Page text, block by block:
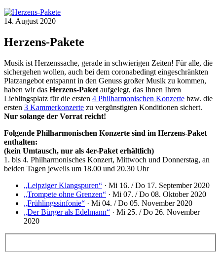
14. August 2020
Herzens-Pakete
Musik ist Herzenssache, gerade in schwierigen Zeiten! Für alle, die
sichergehen wollen, auch bei dem coronabedingt eingeschränkten
Platzangebot entspannt in den Genuss großer Musik zu kommen,
haben wir das Herzens-Paket aufgelegt, das Ihnen Ihren
Lieblingsplatz für die ersten 4 Philharmonischen Konzerte bzw. die
ersten 3 Kammerkonzerte zu vergünstigten Konditionen sichert.
Nur solange der Vorrat reicht!
Folgende Philharmonischen Konzerte sind im Herzens-Paket
enthalten:
(kein Umtausch, nur als 4er-Paket erhältlich)
1. bis 4. Philharmonisches Konzert, Mittwoch und Donnerstag, an
beiden Tagen jeweils um 18.00 und 20.30 Uhr
„Leipziger Klangspuren“ · Mi 16. / Do 17. September 2020
„Trompete ohne Grenzen“ · Mi 07. / Do 08. Oktober 2020
„Frühlingssinfonie“ · Mi 04. / Do 05. November 2020
„Der Bürger als Edelmann“ · Mi 25. / Do 26. November
2020